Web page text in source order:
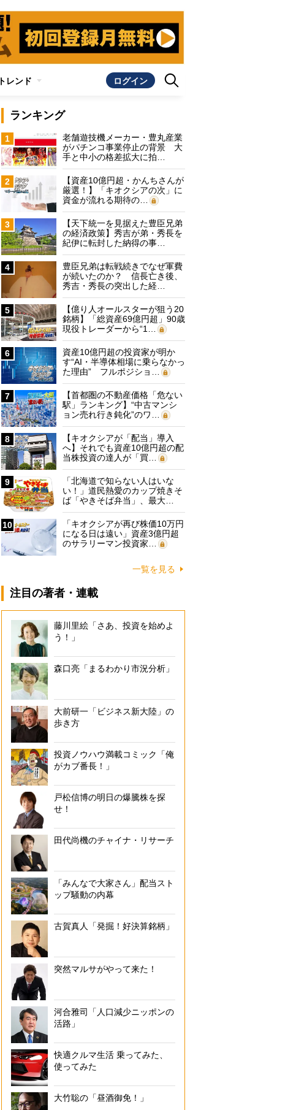
トレンド ログイン
ランキング
1
老舗遊技機メーカー・豊丸産業
がパチンコ事業停止の背景 大
手と中小の格差拡大に拍…
2
【資産10億円超・かんちさんが
厳選！】「キオクシアの次」に
資金が流れる期待の…
3
【天下統一を見据えた豊臣兄弟
の経済政策】秀吉が弟・秀長を
紀伊に転封した納得の事…
4
豊臣兄弟は転戦続きでなぜ軍費
が続いたのか？ 信長亡き後、
秀吉・秀長の突出した経…
5
【億り人オールスターが狙う20
銘柄】「総資産69億円超」90歳
現役トレーダーから“1…
6
資産10億円超の投資家が明か
す“AI・半導体相場に乗らなかっ
た理由” フルポジショ…
7
【首都圏の不動産価格「危ない
駅」ランキング】“中古マンシ
ョン売れ行き鈍化”のワ…
8
【キオクシアが「配当」導入
へ】それでも資産10億円超の配
当株投資の達人が「買…
9
「北海道で知らない人はいな
い！」道民熱愛のカップ焼きそ
ば「やきそば弁当」、最大…
10
「キオクシアが再び株価10万円
になる日は遠い」資産3億円超
のサラリーマン投資家…
一覧を見る
注目の著者・連載
藤川里絵「さあ、投資を始めよ
う！」
森口亮「まるわかり市況分析」
大前研一「ビジネス新大陸」の
歩き方
投資ノウハウ満載コミック「俺
がカブ番長！」
戸松信博の明日の爆騰株を探
せ！
田代尚機のチャイナ・リサーチ
「みんなで大家さん」配当スト
ップ騒動の内幕
古賀真人「発掘！好決算銘柄」
突然マルサがやって来た！
河合雅司「人口減少ニッポンの
活路」
快適クルマ生活 乗ってみた、
使ってみた
大竹聡の「昼酒御免！」